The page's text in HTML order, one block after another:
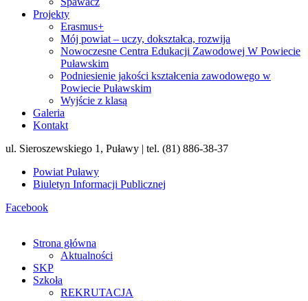
Projekty
Erasmus+
Mój powiat – uczy, dokształca, rozwija
Nowoczesne Centra Edukacji Zawodowej W Powiecie
Puławskim
Podniesienie jakości kształcenia zawodowego w
Powiecie Puławskim
Wyjście z klasą
Galeria
Kontakt
ul. Sieroszewskiego 1, Puławy | tel. (81) 886-38-37
Powiat Puławy
Biuletyn Informacji Publicznej
Facebook
Strona główna
Aktualności
SKP
Szkoła
REKRUTACJA